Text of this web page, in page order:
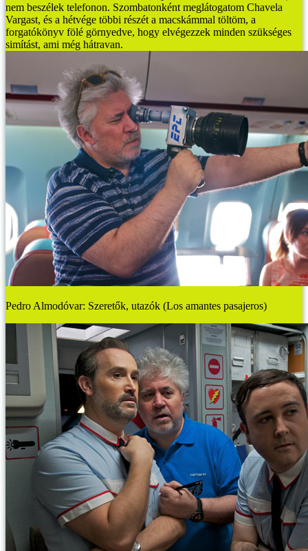
nem beszélek telefonon. Szombatonként meglátogatom Chavela
Vargast, és a hétvége többi részét a macskámmal töltöm, a
forgatókönyv fölé görnyedve, hogy elvégezzek minden szükséges
simítást, ami még hátravan.
Pedro Almodóvar: Szeretők, utazók (Los amantes pasajeros)